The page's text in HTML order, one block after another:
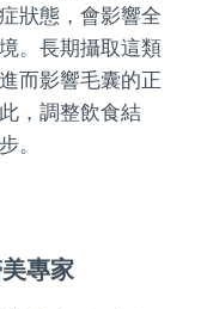
狀態，會影響全
。長期攝取這類
而影響毛囊的正
，調整飲食結
。
專家